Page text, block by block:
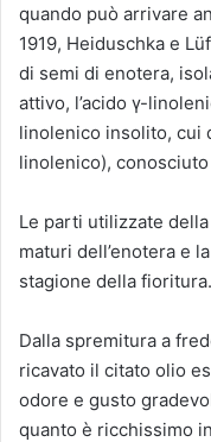
quando può arrivare
1919, Heiduschka e
di semi di enotera,
attivo, l’acido γ-
linolenico insolito, cui
linolenico),
Le parti utilizzate
maturi dell’enotera e
stagione della fioritura.
Dalla spremitura a
ricavato il citato olio
odore e gusto
quanto è ricchissimo in